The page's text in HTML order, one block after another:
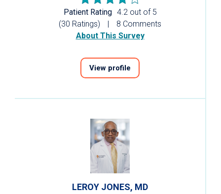
Patient Rating 4.2 out of 5
(30 Ratings)
8 Comments
About This Survey
View profile
LEROY JONES, MD